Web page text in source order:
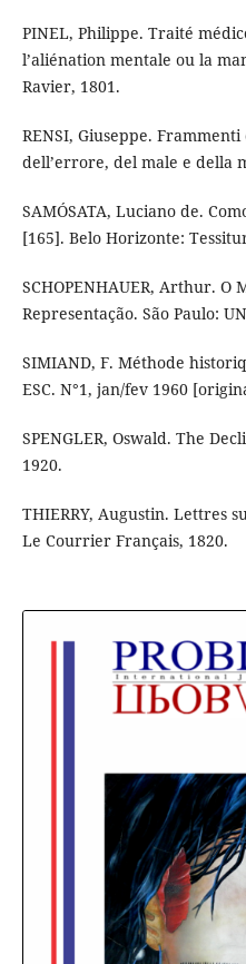
PINEL, Philippe. Traité
l’aliénation mentale ou la
Ravier, 1801.
RENSI, Giuseppe.
dell’errore, del male e della
SAMÓSATA, Luciano de.
[165]. Belo Horizonte:
SCHOPENHAUER, Arthur. O
Representação. São Paulo:
SIMIAND, F. Méthode
ESC. N°1, jan/fev 1960
SPENGLER, Oswald. The
1920.
THIERRY, Augustin. Lettres
Le Courrier Français, 1820.